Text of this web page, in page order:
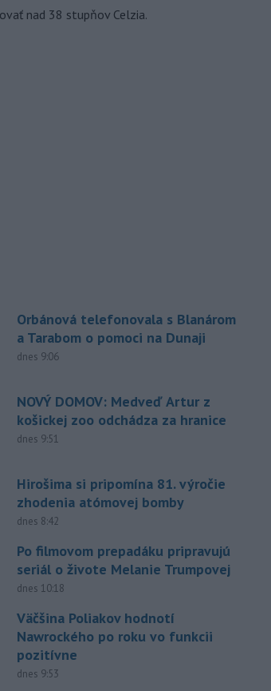
nad 38 stupňov Celzia.
Orbánová telefonovala s Blanárom
a Tarabom o pomoci na Dunaji
dnes 9:06
NOVÝ DOMOV: Medveď Artur z
košickej zoo odchádza za hranice
dnes 9:51
Hirošima si pripomína 81. výročie
zhodenia atómovej bomby
dnes 8:42
Po filmovom prepadáku pripravujú
seriál o živote Melanie Trumpovej
dnes 10:18
Väčšina Poliakov hodnotí
Nawrockého po roku vo funkcii
pozitívne
dnes 9:53